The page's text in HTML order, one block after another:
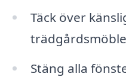
Täck över
Stäng alla